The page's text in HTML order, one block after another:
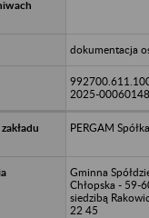
dokumentacja
2025-00060148
PERGAM
Gminna
Chłopska - 59-
siedzibą
22 45